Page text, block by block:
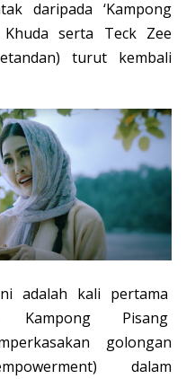
daripada ‘Kampong
serta Teck Zee
turut kembali
adalah kali pertama
Kampong Pisang
golongan
dalam